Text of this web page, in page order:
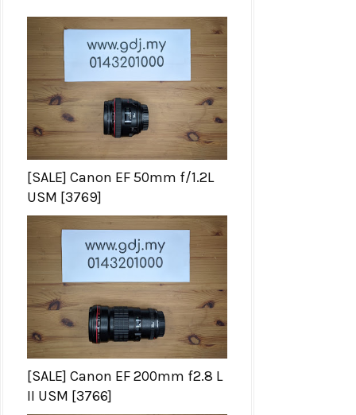
[SALE] Canon EF 50mm f/1.2L
USM [3769]
[SALE] Canon EF 200mm f2.8 L
II USM [3766]